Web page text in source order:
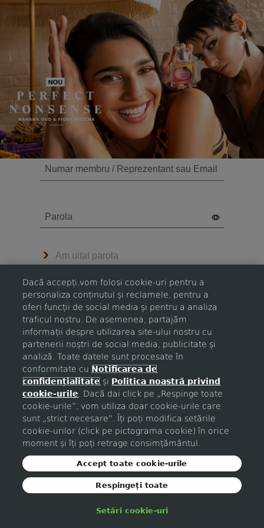
Numar membru / Reprezentant sau Email
Parola
Am uitat parola
Login
Nu esti inregistrat?
Dacă accepți,vom folosi cookie-uri pentru a
personaliza conținutul și reclamele, pentru a
oferi funcții de social media și pentru a analiza
traficul nostru. De asemenea, partajăm
informații despre utilizarea site-ului nostru cu
partenerii noștri de social media, publicitate și
analiză. Toate datele sunt procesate în
conformitate cu Notificarea de
confidențialitate și Politica noastră privind
cookie-urile . Dacă dai click pe „Respinge toate
cookie-urile”, vom utiliza doar cookie-urile care
sunt „strict necesare”. Îți poți modifica setările
cookie-urilor (click pe pictograma cookie) în orice
moment și îți poți retrage consimțământul.
Setări cookie-uri
Respingeți toate
Accept toate cookie-urile